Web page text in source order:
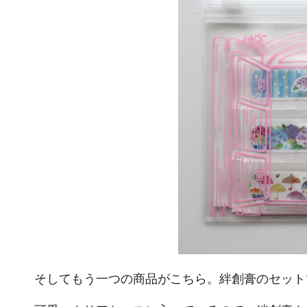
そしてもう一つの商品がこちら。絆創膏のセッ